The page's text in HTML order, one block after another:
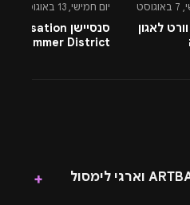
לאגון
יום חמישי, 13 באוגוסט
סנסיישן Sensation
Summer District
היכן מתקיים ארטבט ARTBAT וארגי לימסול
+